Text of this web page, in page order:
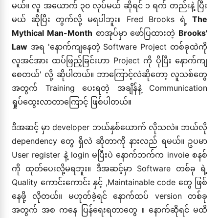
မယ်။ လူ အယောက် ၃၀ လုပ်မယ် ဆိုရင် ၁ ရက် တည်းနဲ့ ပြီး
မယ် ဆိုပြီး တွက်လို့ မရပါဘူး။ Fred Brooks ရဲ့ The
Mythical Man-Month စာအုပ်မှာ ဖော်ပြထားတဲ့ Brooks'
Law အရ 'နောက်ကျနေတဲ့ Software Project တစ်ခုထဲကို
လူအင်အား ထပ်ဖြည့်ခြင်းဟာ Project ကို ပိုပြီး နောက်ကျ
စေတယ်' လို့ ဆိုပါတယ်။ ဘာကြောင့်လဲဆိုတော့ လူသစ်တွေ
အတွက် Training ပေးရတဲ့ အချိန်နဲ့ Communication
ရှုပ်ထွေးလာတာကြောင့် ဖြစ်ပါတယ်။
ဒီအဆင့် မှာ developer ဘယ်နှစ်ယောက် လိုသလဲ။ ဘယ်လို
dependency တွေ ရှိလဲ ဆိုတာကို နားလည် ရမယ်။ ဥပမာ
User register နဲ့ login မပြီးပဲ နောက်ဘက်က invoie စနစ်
ကို ထုတ်ပေးလို့မရဘူး။ ဒီအဆင့်မှာ Software တစ်ခု ရဲ့
Quality ကောင်းကောင်း နှင့် ,Maintainable code တွေ ဖြစ်
နေဖို့ လိုတယ်။ မဟုတ်ခဲ့ရင် နောက်ထပ် version တစ်ခု
အတွက် အစ ကနေ ပြန်ရေးရတာတွေ ။ နောက်ဆိုရင် မထိ